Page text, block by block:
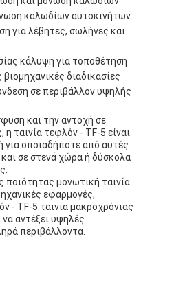
καλωδίων αυτοκινήτων
για λέβητες, σωλήνες και
κάλυψη για τοποθέτηση
διαδικασίες
σε περιβάλλον υψηλής
και την αντοχή σε
ταινία τεφλόν - TF-5 είναι
για οποιαδήποτε από αυτές
σε στενά χώρα ή δύσκολα
ποιότητας μονωτική ταινία
εφαρμογές,
- TF-5.ταινία μακροχρόνιας
αντέξει υψηλές
περιβάλλοντα.